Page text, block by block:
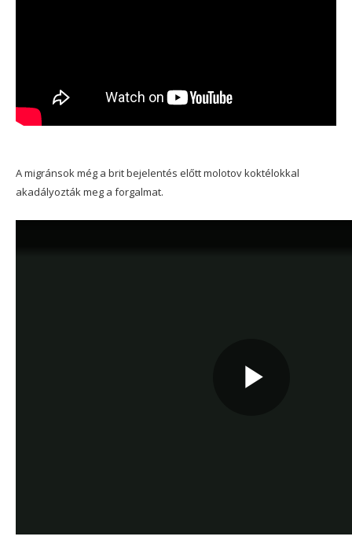
A migránsok még a brit bejelentés előtt molotov koktélokkal
akadályozták meg a forgalmat.